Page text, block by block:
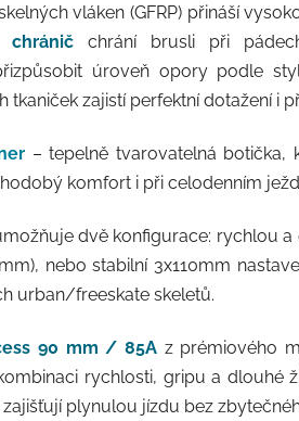
vláken (GFRP) přináší
chránič chrání brusli při
úroveň opory podle
tkaniček zajistí perfektní dotažení i
– tepelně tvarovatelná botička,
komfort i při celodenním
dvě konfigurace: rychlou
nebo stabilní 3x110mm
urban/freeskate skeletů.
90 mm / 85A z prémiového
rychlosti, gripu a dlouhé
plynulou jízdu bez